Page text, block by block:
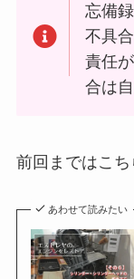
忘備
不具
責任
合は
前回まではこち
あわせて読みたい